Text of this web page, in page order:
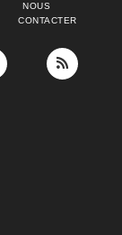
NOUS
CONTACTER